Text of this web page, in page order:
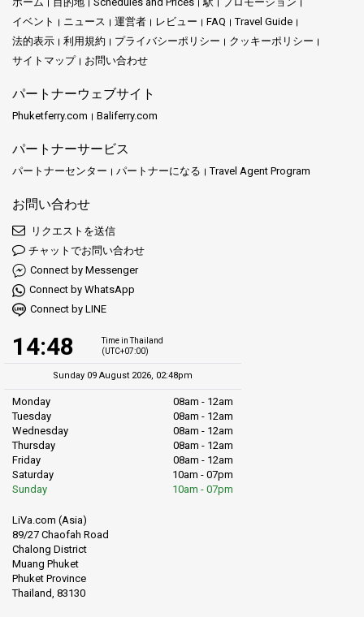
イベント
ニュース 運営者 レビュー FAQ
Travel Guide
法的表示
利用規約 プライバシーポリシー
クッキーポリシー
サイトマップ
お問い合わせ
パートナーウェブサイト
Phuketferry.com Baliferry.com
パートナーサービス
パートナーセンター パートナーになる Travel Agent Program
お問い合わせ
リクエストを送信
チャットでお問い合わせ
Connect by Messenger
Connect by WhatsApp
Connect by LINE
14:48
Time in Thailand
(UTC+07:00)
Sunday 09 August 2026, 02:48pm
Monday
08am - 12am
Tuesday
08am - 12am
Wednesday
08am - 12am
Thursday
08am - 12am
Friday
08am - 12am
Saturday
10am - 07pm
Sunday
10am - 07pm
LiVa.com (Asia)
89/27 Chaofah Road
Chalong District
Muang Phuket
Phuket Province
Thailand, 83130